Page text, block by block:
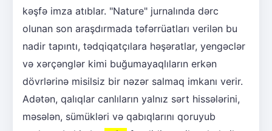
kəşfə imza atıblar. "Nature" jurnalında dərc
olunan son araşdırmada təfərrüatları verilən bu
nadir tapıntı, tədqiqatçılara həşəratlar, yengəclər
və xərçənglər kimi buğumayaqlıların erkən
dövrlərinə misilsiz bir nəzər salmaq imkanı verir.
Adətən, qalıqlar canlıların yalnız sərt hissələrini,
məsələn, sümükləri və qabıqlarını qoruyub